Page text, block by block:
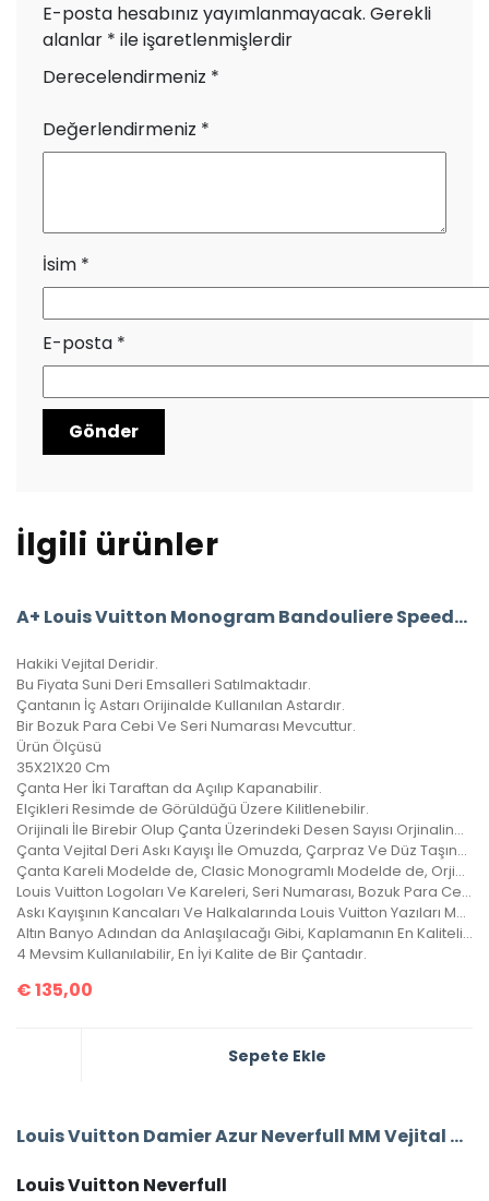
E-posta hesabınız yayımlanmayacak. Gerekli
alanlar * ile işaretlenmişlerdir
Derecelendirmeniz *
Değerlendirmeniz *
İsim *
E-posta *
İlgili ürünler
A+ Louis Vuitton Monogram Bandouliere Speedy 35’Lik Vejital Deri CRL242
Hakiki Vejital Deridir.
Bu Fiyata Suni Deri Emsalleri Satılmaktadır.
Çantanın İç Astarı Orijinalde Kullanılan Astardır.
Bir Bozuk Para Cebi Ve Seri Numarası Mevcuttur.
Ürün Ölçüsü
35X21X20 Cm
Çanta Her İki Taraftan da Açılıp Kapanabilir.
Elçikleri Resimde de Görüldüğü Üzere Kilitlenebilir.
Orijinali İle Birebir Olup Çanta Üzerindeki Desen Sayısı Orjinalinde ki İle Aynıdır.
Çanta Vejital Deri Askı Kayışı İle Omuzda, Çarpraz Ve Düz Taşınabilir.
Çanta Kareli Modelde de, Clasic Monogramlı Modelde de, Orjinalinde ki Kare Sayısı İle Çantamızdaki Kare Sayıları Eşittir.
Louis Vuitton Logoları Ve Kareleri, Seri Numarası, Bozuk Para Cebi İle Birebir Aynıdır.
Askı Kayışının Kancaları Ve Halkalarında Louis Vuitton Yazıları Mevcuttur Ve Metal Aksamları Altın Banyodur.
Altın Banyo Adından da Anlaşılacağı Gibi, Kaplamanın En Kaliteli Olanıdır. Ömürlüktür, Yıllarca Kararmaz, Sararmaz.
4 Mevsim Kullanılabilir, En İyi Kalite de Bir Çantadır.
€135,00
Sepete Ekle
Louis Vuitton Damier Azur Neverfull MM Vejital Deri Orta Boy
Louis Vuitton Neverfull